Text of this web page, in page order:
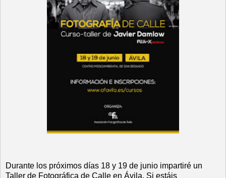
Durante los próximos días 18 y 19 de junio impartiré un
Taller de Fotográfica de Calle en Ávila. Si estáis